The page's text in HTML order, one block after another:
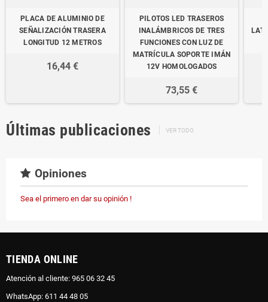
PLACA DE ALUMINIO DE
SEÑALIZACIÓN TRASERA
LONGITUD 12 METROS
16,44 €
PILOTOS LED TRASEROS
INALÁMBRICOS DE TRES
FUNCIONES CON LUZ DE
MATRÍCULA SOPORTE IMÁN
12V HOMOLOGADOS
73,55 €
Últimas publicaciones VER TODO
Opiniones
Sea el primero en dar su opinión !
TIENDA ONLINE
Atención al cliente: 965 06 32 45
WhatsApp: 611 44 48 05